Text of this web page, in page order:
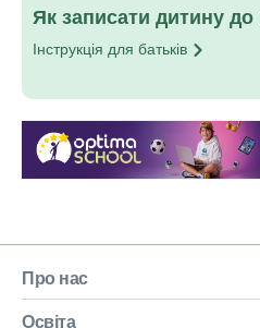
Як записати дитину
Інструкція для батьків
Про нас
Освіта